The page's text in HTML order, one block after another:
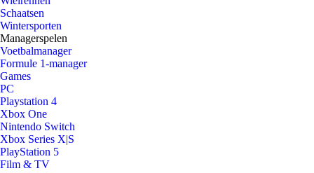
Schaatsen
Wintersporten
Managerspelen
Voetbalmanager
Formule 1-manager
Games
PC
Playstation 4
Xbox One
Nintendo Switch
Xbox Series X|S
PlayStation 5
Film & TV